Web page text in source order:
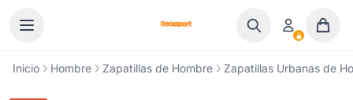
Inicio Hombre Zapatillas de Hombre Zapatillas Urbanas de